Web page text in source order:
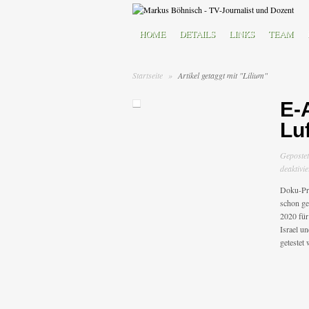
HOME DETAILS LINKS TEAM
Startseite » Artikel getaggt mit "Lilium"
E-
Doku-
schon
2020
Israel